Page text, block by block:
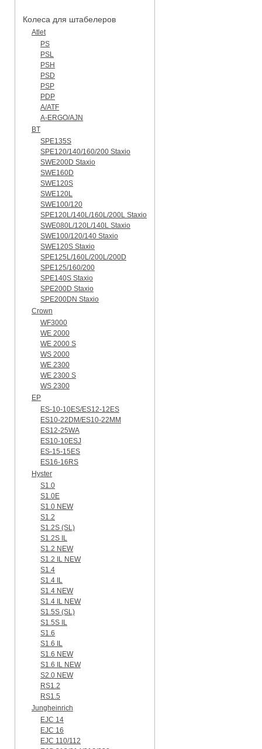
Колеса для штабелеров
Atlet
PS
PSL
PSH
PSD
PSP
PDP
A/ATF
A-ERGO/AJN
BT
SPE135S
SPE120/140/160/200 Staxio
SWE200D Staxio
SWE160D
SWE120S
SWE120L
SWE100/120
SPE120L/140L/160L/200L Staxio
SWE080L/120L/140L Staxio
SWE100/120/140 Staxio
SWE120S Staxio
SPE125L/160L/200L/200D
SPE125/160/200
SPE140S Staxio
SPE200D Staxio
SPE200DN Staxio
Crown
WF3000
WE 2000
WE 2000 S
WS 2000
WE 2300
WE 2300 S
WS 2300
EP
ES-10-10ES/ES12-12ES
ES10-22DM/ES10-22MM
ES12-25WA
ES10-10ESJ
ES-15-15ES
ES16-16RS
Hyster
S1.0
S1.0E
S1.0 NEW
S1.2
S1.2S (SL)
S1.2S IL
S1.2 NEW
S1.2 IL NEW
S1.4
S1.4 IL
S1.4 NEW
S1.4 IL NEW
S1.5S (SL)
S1.5S IL
S1.6
S1.6 IL
S1.6 NEW
S1.6 IL NEW
S2.0 NEW
RS1.2
RS1.5
Jungheinrich
EJC 14
EJC 16
EJC 110/112